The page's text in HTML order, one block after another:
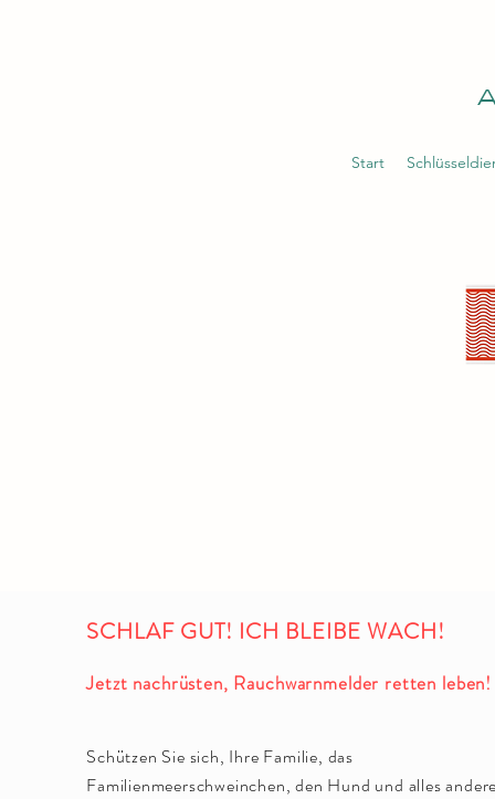
Start
SCHLAF GUT! ICH BLEIBE WACH!
Jetzt nachrüsten, Rauchwarnmelder retten leben!
Schützen Sie sich, Ihre Familie, das
Familienmeerschweinchen, den Hund und alles